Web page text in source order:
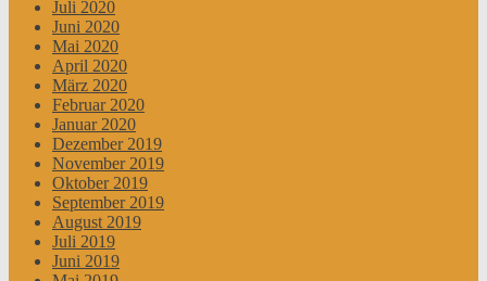
Juli 2020
Juni 2020
Mai 2020
April 2020
März 2020
Februar 2020
Januar 2020
Dezember 2019
November 2019
Oktober 2019
September 2019
August 2019
Juli 2019
Juni 2019